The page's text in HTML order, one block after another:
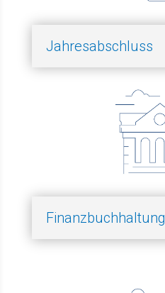
Jahresabschluss
Finanzbuchhaltung